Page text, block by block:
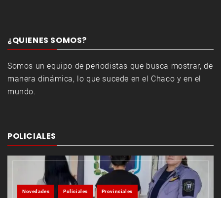
¿QUIENES SOMOS?
Somos un equipo de periodistas que busca mostrar, de
manera dinámica, lo que sucede en el Chaco y en el
mundo.
POLICIALES
Novedades Policiales Provinciales